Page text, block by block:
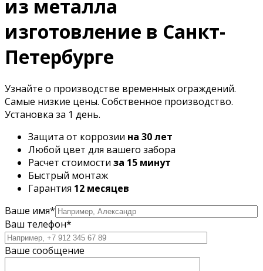
из металла
изготовление в Санкт-
Петербурге
Узнайте о производстве временных ограждений.
Самые низкие цены. Собственное производство.
Установка за 1 день.
Защита от коррозии на 30 лет
Любой цвет для вашего забора
Расчет стоимости за 15 минут
Быстрый монтаж
Гарантия 12 месяцев
Ваше имя*
Ваш телефон*
Ваше сообщение